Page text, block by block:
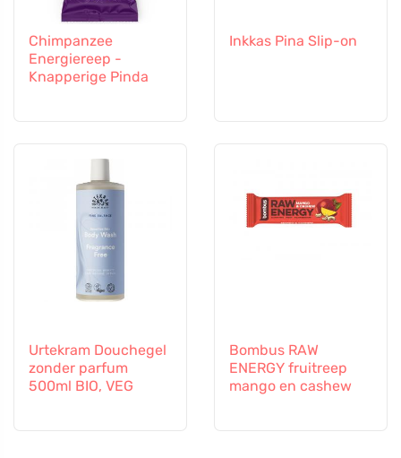
Chimpanzee
Energiereep -
Knapperige Pinda
Inkkas Pina Slip-on
Urtekram Douchegel
zonder parfum
500ml BIO, VEG
Bombus RAW
ENERGY fruitreep
mango en cashew